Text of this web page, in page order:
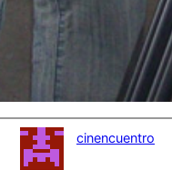
cinencuentro